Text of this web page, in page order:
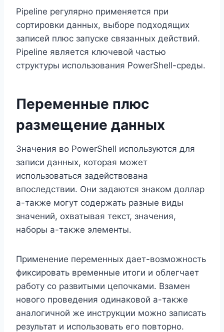
Pipeline регулярно применяется при
сортировки данных, выборе подходящих
записей плюс запуске связанных действий.
Pipeline является ключевой частью
структуры использования PowerShell-среды.
Переменные плюс
размещение данных
Значения во PowerShell используются для
записи данных, которая может
использоваться задействована
впоследствии. Они задаются знаком доллар
а-также могут содержать разные виды
значений, охватывая текст, значения,
наборы а-также элементы.
Применение переменных дает-возможность
фиксировать временные итоги и облегчает
работу со развитыми цепочками. Взамен
нового проведения одинаковой а-также
аналогичной же инструкции можно записать
результат и использовать его повторно.